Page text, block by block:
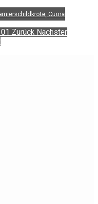
Cuora
Zurück Nächster